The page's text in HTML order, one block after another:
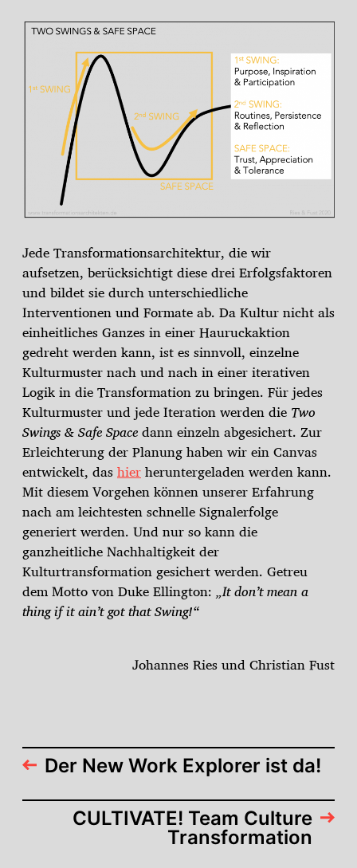
Jede Transformationsarchitektur, die wir
aufsetzen, berücksichtigt diese drei Erfolgsfaktoren
und bildet sie durch unterschiedliche
Interventionen und Formate ab. Da Kultur nicht als
einheitliches Ganzes in einer Hauruckaktion
gedreht werden kann, ist es sinnvoll, einzelne
Kulturmuster nach und nach in einer iterativen
Logik in die Transformation zu bringen. Für jedes
Kulturmuster und jede Iteration werden die Two
Swings & Safe Spacedann einzeln abgesichert. Zur
Erleichterung der Planung haben wir ein Canvas
entwickelt, dashierheruntergeladen werden kann.
Mit diesem Vorgehen können unserer Erfahrung
nach am leichtesten schnelle Signalerfolge
generiert werden. Und nur so kann die
ganzheitliche Nachhaltigkeit der
Kulturtransformation gesichert werden. Getreu
dem Motto von Duke Ellington:„It don’t mean a
thing if it ain’t got that Swing!“
Johannes Ries und Christian Fust
Der New Work Explorer ist da!
CULTIVATE! Team Culture
Transformation